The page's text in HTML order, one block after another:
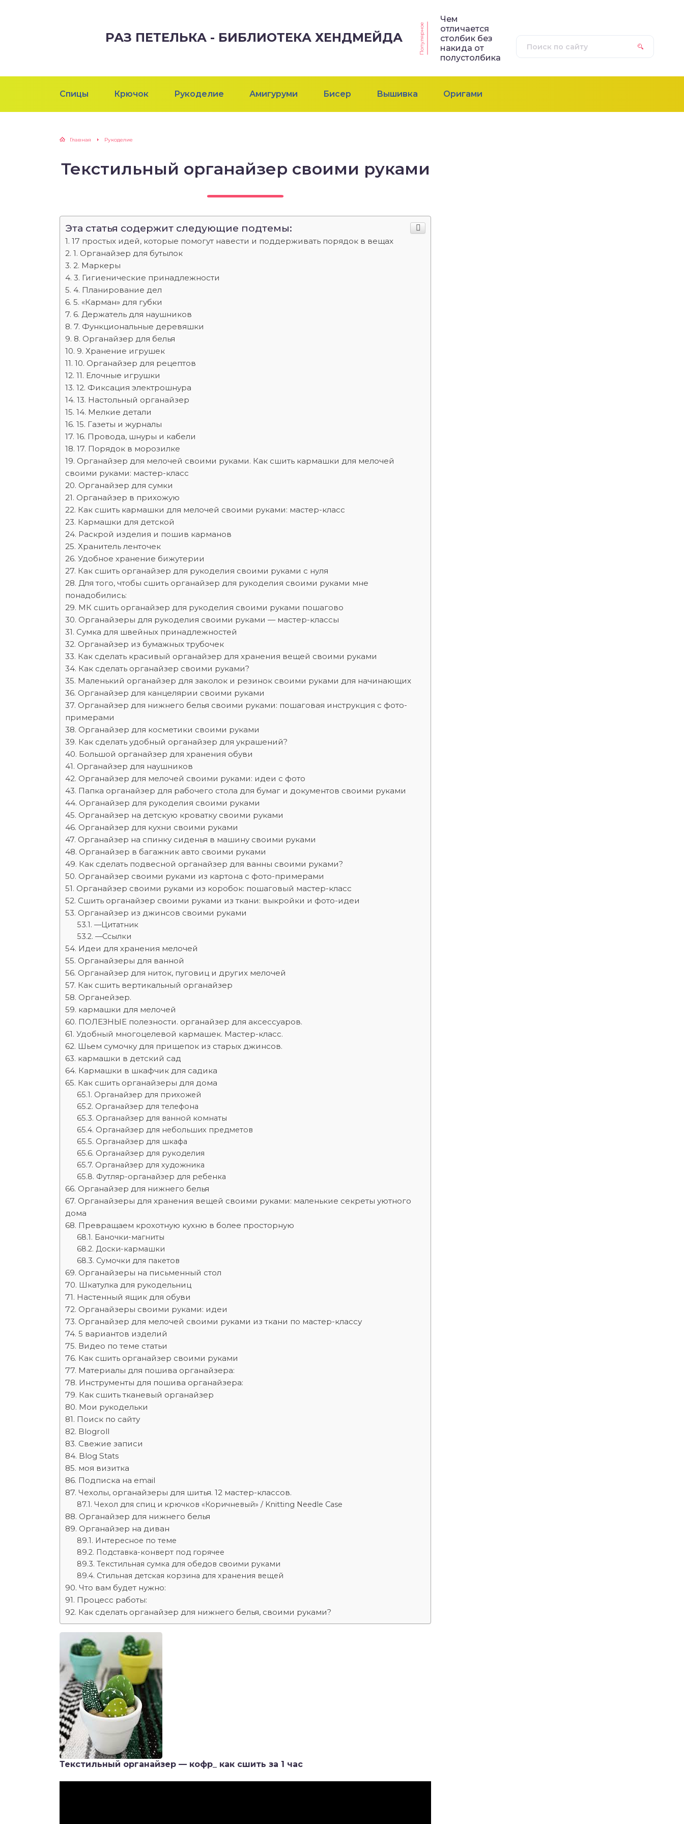
РАЗ ПЕТЕЛЬКА - БИБЛИОТЕКА ХЕНДМЕЙДА Популярное
Чем
отличается
столбик без
накида от
полустолбика
Спицы Крючок Рукоделие Амигуруми Бисер Вышивка Оригами
Главная Рукоделие
Текстильный органайзер своими руками
Эта статья содержит следующие подтемы:
17 простых идей, которые помогут навести и поддерживать порядок в вещах
1. Органайзер для бутылок
2. Маркеры
3. Гигиенические принадлежности
4. Планирование дел
5. «Карман» для губки
6. Держатель для наушников
7. Функциональные деревяшки
8. Органайзер для белья
9. Хранение игрушек
10. Органайзер для рецептов
11. Елочные игрушки
12. Фиксация электрошнура
13. Настольный органайзер
14. Мелкие детали
15. Газеты и журналы
16. Провода, шнуры и кабели
17. Порядок в морозилке
Органайзер для мелочей своими руками. Как сшить кармашки для мелочей
своими руками: мастер-класс
Органайзер для сумки
Органайзер в прихожую
Как сшить кармашки для мелочей своими руками: мастер-класс
Кармашки для детской
Раскрой изделия и пошив карманов
Хранитель ленточек
Удобное хранение бижутерии
Как сшить органайзер для рукоделия своими руками с нуля
Для того, чтобы сшить органайзер для рукоделия своими руками мне
понадобились:
МК сшить органайзер для рукоделия своими руками пошагово
Органайзеры для рукоделия своими руками — мастер-классы
Сумка для швейных принадлежностей
Органайзер из бумажных трубочек
Как сделать красивый органайзер для хранения вещей своими руками
Как сделать органайзер своими руками?
Маленький органайзер для заколок и резинок своими руками для начинающих
Органайзер для канцелярии своими руками
Органайзер для нижнего белья своими руками: пошаговая инструкция с фото-
примерами
Органайзер для косметики своими руками
Как сделать удобный органайзер для украшений?
Большой органайзер для хранения обуви
Органайзер для наушников
Органайзер для мелочей своими руками: идеи с фото
Папка органайзер для рабочего стола для бумаг и документов своими руками
Органайзер для рукоделия своими руками
Органайзер на детскую кроватку своими руками
Органайзер для кухни своими руками
Органайзер на спинку сиденья в машину своими руками
Органайзер в багажник авто своими руками
Как сделать подвесной органайзер для ванны своими руками?
Органайзер своими руками из картона с фото-примерами
Органайзер своими руками из коробок: пошаговый мастер-класс
Сшить органайзер своими руками из ткани: выкройки и фото-идеи
Органайзер из джинсов своими руками
—Цитатник
—Ссылки
Идеи для хранения мелочей
Органайзеры для ванной
Органайзер для ниток, пуговиц и других мелочей
Как сшить вертикальный органайзер
Органейзер.
кармашки для мелочей
ПОЛЕЗНЫЕ полезности. органайзер для аксессуаров.
Удобный многоцелевой кармашек. Мастер-класс.
Шьем сумочку для прищепок из старых джинсов.
кармашки в детский сад
Кармашки в шкафчик для садика
Как сшить органайзеры для дома
Органайзер для прихожей
Органайзер для телефона
Органайзер для ванной комнаты
Органайзер для небольших предметов
Органайзер для шкафа
Органайзер для рукоделия
Органайзер для художника
Футляр-органайзер для ребенка
Органайзер для нижнего белья
Органайзеры для хранения вещей своими руками: маленькие секреты уютного
дома
Превращаем крохотную кухню в более просторную
Баночки-магниты
Доски-кармашки
Сумочки для пакетов
Органайзеры на письменный стол
Шкатулка для рукодельниц
Настенный ящик для обуви
Органайзеры своими руками: идеи
Органайзер для мелочей своими руками из ткани по мастер-классу
5 вариантов изделий
Видео по теме статьи
Как сшить органайзер своими руками
Материалы для пошива органайзера:
Инструменты для пошива органайзера:
Как сшить тканевый органайзер
Мои рукодельки
Поиск по сайту
Blogroll
Свежие записи
Blog Stats
моя визитка
Подписка на email
Чехолы, органайзеры для шитья. 12 мастер-классов.
Чехол для спиц и крючков «Коричневый» / Knitting Needle Case
Органайзер для нижнего белья
Органайзер на диван
Интересное по теме
Подставка-конверт под горячее
Текстильная сумка для обедов своими руками
Стильная детская корзина для хранения вещей
Что вам будет нужно:
Процесс работы:
Как сделать органайзер для нижнего белья, своими руками?
Текстильный органайзер — кофр_ как сшить за 1 час